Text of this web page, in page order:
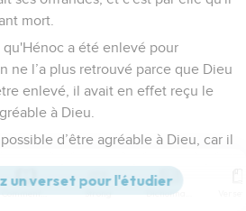
mort.
qu'Hénoc a été enlevé pour
ne l’a plus retrouvé parce que Dieu
enlevé, il avait en effet reçu le
à Dieu.
d’être agréable à Dieu, car il
le cherchent.
Commentaires Strong